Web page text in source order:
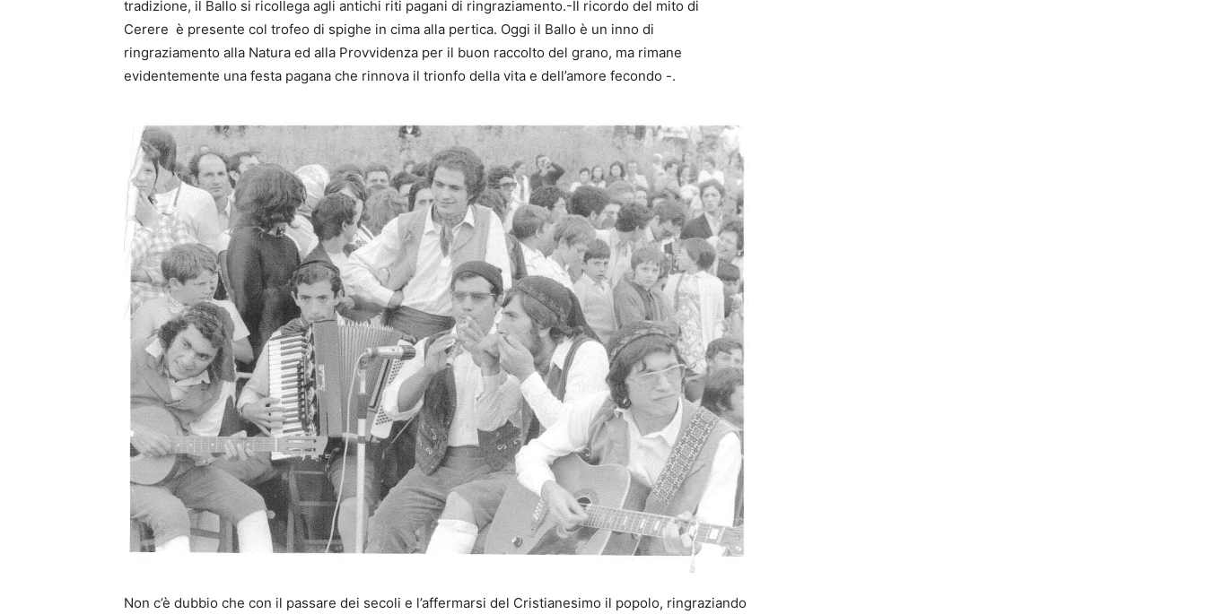
tradizione, il Ballo si ricollega agli antichi riti pagani di ringraziamento.-Il ricordo del mito di
Cerere è presente col trofeo di spighe in cima alla pertica. Oggi il Ballo è un inno di
ringraziamento alla Natura ed alla Provvidenza per il buon raccolto del grano, ma rimane
evidentemente una festa pagana che rinnova il trionfo della vita e dell’amore fecondo -.
Non c’è dubbio che con il passare dei secoli e l’affermarsi del Cristianesimo il popolo, ringraziando